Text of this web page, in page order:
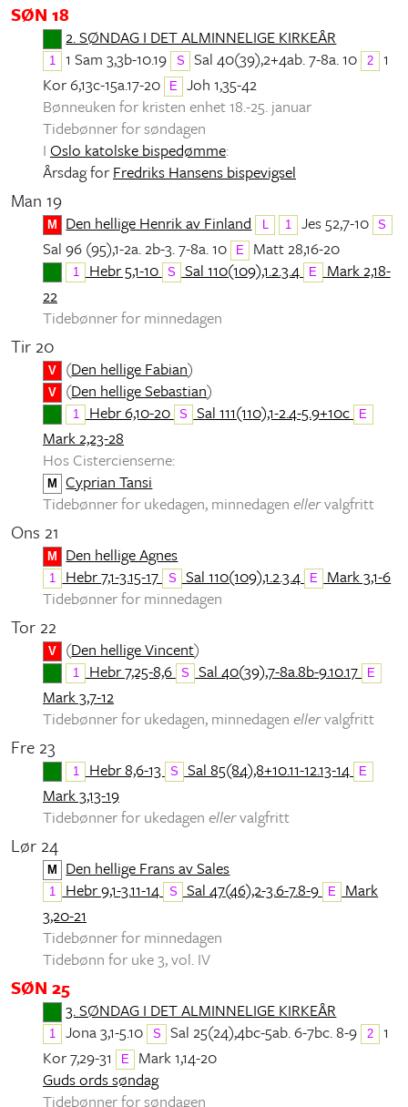
SØN 18
2. SØNDAG I DET ALMINNELIGE KIRKEÅR
1 1 Sam 3,3b-10.19 S Sal 40(39),2+4ab. 7-8a. 10 2
1
Kor 6,13c-15a.17-20
E
Joh 1,35-42
Bønneuken for kristen enhet 18.-25. januar
Tidebønner for søndagen
I Oslo katolske bispedømme:
Årsdag forFredriks Hansens bispevigsel
Man 19
M Den hellige Henrik av Finland L 1 Jes 52,7-10 S
Sal 96 (95),1-2a. 2b-3. 7-8a. 10 E Matt 28,16-20
1 Hebr 5,1-10 S Sal 110(109),1.2.3.4 E Mark 2,18-
22
Tidebønner for minnedagen
Tir 20
V (Den hellige Fabian)
V (Den hellige Sebastian)
1 Hebr 6,10-20 S Sal 111(110),1-2.4-5.9+10c E
Mark 2,23-28
Hos Cistercienserne:
M
Cyprian Tansi
Tidebønner for ukedagen, minnedagen ellervalgfritt
Ons 21
M Den hellige Agnes
1 Hebr 7,1-3.15-17 S Sal 110(109),1.2.3.4 E
Mark 3,1-6
Tidebønner for minnedagen
Tor 22
V (Den hellige Vincent)
1 Hebr 7,25-8,6 S Sal 40(39),7-8a.8b-9.10.17 E
Mark 3,7-12
Tidebønner for ukedagen, minnedagen ellervalgfritt
Fre 23
1 Hebr 8,6-13 S Sal 85(84),8+10.11-12.13-14 E
Mark 3,13-19
Tidebønner for ukedagen ellervalgfritt
Lør 24
M Den hellige Frans av Sales
1 Hebr 9,1-3.11-14 S Sal 47(46),2-3.6-7.8-9 E
Mark
3,20-21
Tidebønner for minnedagen
Tidebønn for uke 3, vol. IV
SØN 25
3. SØNDAG I DET ALMINNELIGE KIRKEÅR
1 Jona 3,1-5.10 S Sal 25(24),4bc-5ab. 6-7bc. 8-9 2
1
Kor 7,29-31
E
Mark 1,14-20
Guds ords søndag
Tidebønner for søndagen